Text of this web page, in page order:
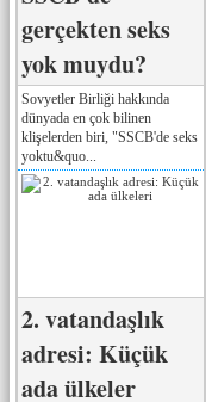
gerçekten seks
yok muydu?
Sovyetler Birliği hakkında
dünyada en çok bilinen
klişelerden biri, "SSCB'de seks
yoktu&quo...
2. vatandaşlık
adresi: Küçük
ada ülkeler